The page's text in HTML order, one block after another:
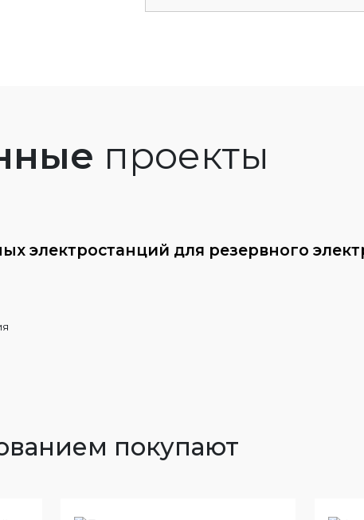
проекты
электростанций для резервного
покупают